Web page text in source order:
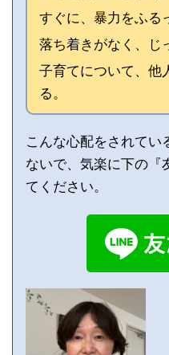
すぐに、暴力をふる
落ち着きがなく、じ
子育てについて、他
る。
こんな心配をされてい
ないで、気楽に下の『
てください。